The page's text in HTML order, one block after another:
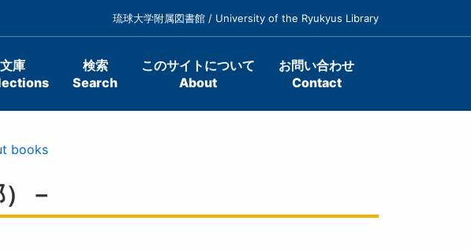
琉球大学附属図書館 / University of the Ryukyus Library
文庫
検索
Search
このサイトについて
About
お問い合わせ
Contact
books
－